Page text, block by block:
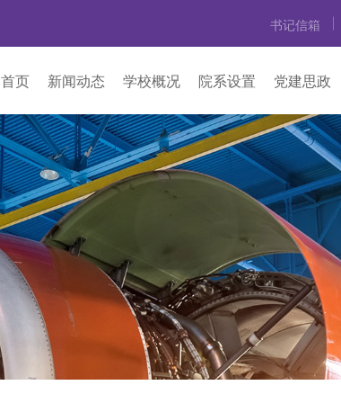
书记信箱
首页 新闻动态 学校概况 院系设置 党建思政